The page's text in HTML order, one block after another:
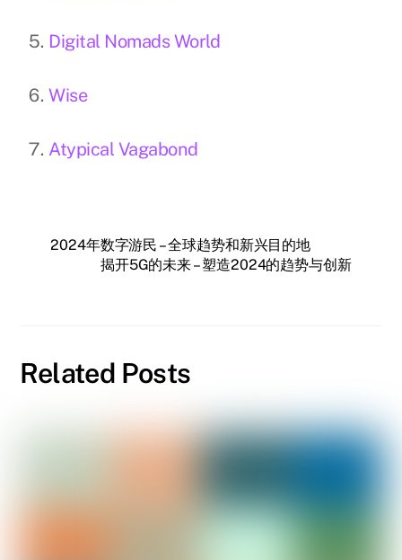
Digital Nomads World
Wise
Atypical Vagabond
2024年数字游民 – 全球趋势和新兴目的地
揭开5G的未来 – 塑造2024的趋势与创新
Related Posts